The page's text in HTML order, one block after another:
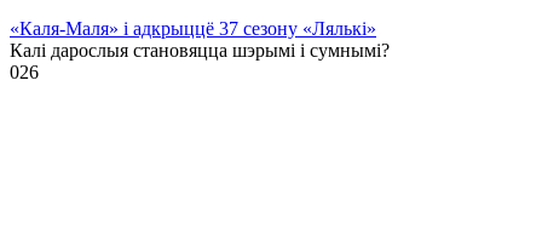
«Каля-Маля» і адкрыццё 37 сезону «Лялькі»
Калі дарослыя становяцца шэрымі і сумнымі?
026